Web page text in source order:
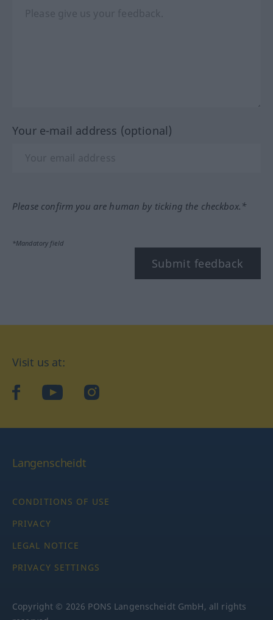
Your e-mail address (optional)
Please confirm you are human by ticking the checkbox.*
*Mandatory field
Submit feedback
Visit us at:
facebookYouTubeInstagram
Langenscheidt
CONDITIONS OF USE
PRIVACY
LEGAL NOTICE
PRIVACY SETTINGS
Copyright © 2026 PONS Langenscheidt GmbH, all rights